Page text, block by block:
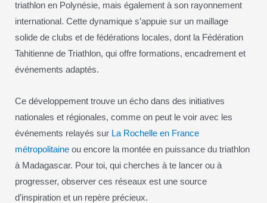
triathlon en Polynésie, mais également à son rayonnement
international. Cette dynamique s’appuie sur un maillage
solide de clubs et de fédérations locales, dont la Fédération
Tahitienne de Triathlon, qui offre formations, encadrement et
événements adaptés.
Ce développement trouve un écho dans des initiatives
nationales et régionales, comme on peut le voir avec les
événements relayés sur La Rochelle en France
métropolitaineou encore la montée en puissance du triathlon
à Madagascar. Pour toi, qui cherches à te lancer ou à
progresser, observer ces réseaux est une source
d’inspiration et un repère précieux.